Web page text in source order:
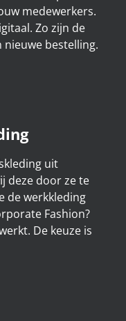
medewerkers.
Zo zijn de
bestelling.
uit
deze door ze te
de werkkleding
Fashion?
De keuze is